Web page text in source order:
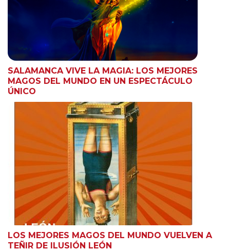
SALAMANCA VIVE LA MAGIA: LOS MEJORES
MAGOS DEL MUNDO EN UN ESPECTÁCULO
ÚNICO
LOS MEJORES MAGOS DEL MUNDO VUELVEN A
TEÑIR DE ILUSIÓN LEÓN